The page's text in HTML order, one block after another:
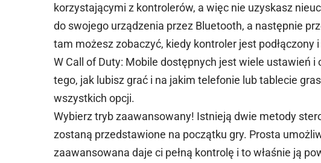
korzystającymi z kontrolerów, a więc nie uzyskasz
do swojego urządzenia przez Bluetooth, a następnie
tam możesz zobaczyć, kiedy kontroler jest podłączony
W Call of Duty: Mobile dostępnych jest wiele ustawień
tego, jak lubisz grać i na jakim telefonie lub tablecie
wszystkich opcji.
Wybierz tryb zaawansowany! Istnieją dwie metody
zostaną przedstawione na początku gry. Prosta
zaawansowana daje ci pełną kontrolę i to właśnie ją